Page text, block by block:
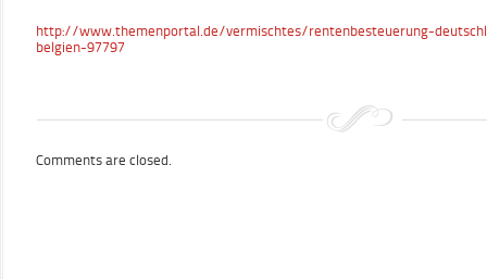
http://www.themenportal.de/vermischtes/rentenbesteuerung-
belgien-97797
Comments are closed.